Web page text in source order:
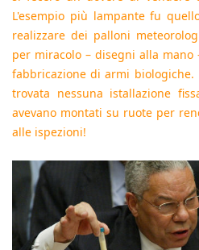
L'esempio più lampante fu
realizzare dei palloni
per miracolo – disegni alla
fabbricazione di armi biologiche.
trovata nessuna istallazione
avevano montati su ruote per
alle ispezioni!